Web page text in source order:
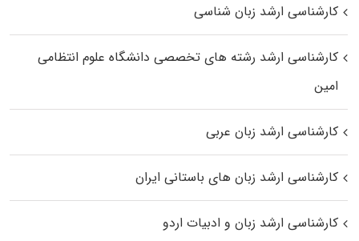
کارشناسی ارشد زبان شناسی
کارشناسی ارشد رﺷﺘﻪ ﻫﺎی تخصصی داﻧﺸﮕﺎه ﻋﻠﻮم انتظامی
اﻣﻴﻦ
کارشناسی ارشد زبان عربی
کارشناسی ارشد زبان‌ های باستانی ایران
کارشناسی ارشد زبان و ادبیات اردو